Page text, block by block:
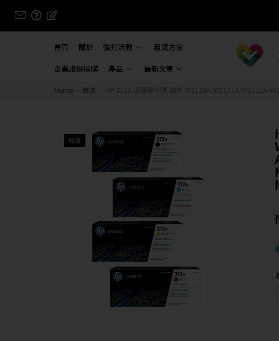
首頁 關於 強打活動 租賃方案
企業議價採購 產品 最新文章
Home 商店 HP 212A 原廠碳粉匣 四色 W2120A/W2121A/
特價